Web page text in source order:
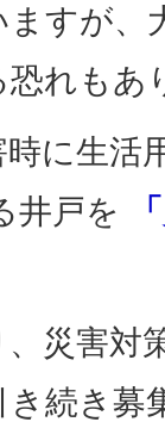
すが、
れもあ
に生活
井戸を
災害対
続き募